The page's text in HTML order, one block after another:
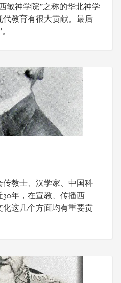
敏神学院”之称的华北神学
教育有很大贡献。最后
教士、汉学家、中国科
年，在宣教、传播西
这几个方面均有重要贡